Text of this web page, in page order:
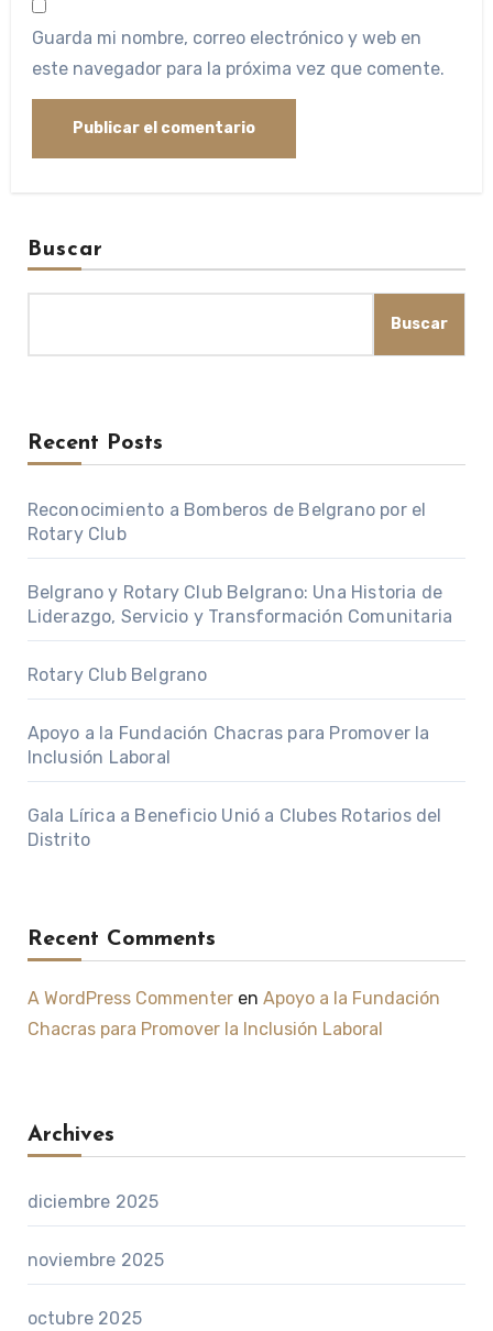
Guarda mi nombre, correo electrónico y web en
este navegador para la próxima vez que comente.
Buscar
Buscar
Recent Posts
Reconocimiento a Bomberos de Belgrano por el
Rotary Club
Belgrano y Rotary Club Belgrano: Una Historia de
Liderazgo, Servicio y Transformación Comunitaria
Rotary Club Belgrano
Apoyo a la Fundación Chacras para Promover la
Inclusión Laboral
Gala Lírica a Beneficio Unió a Clubes Rotarios del
Distrito
Recent Comments
A WordPress Commenteren Apoyo a la Fundación
Chacras para Promover la Inclusión Laboral
Archives
diciembre 2025
noviembre 2025
octubre 2025